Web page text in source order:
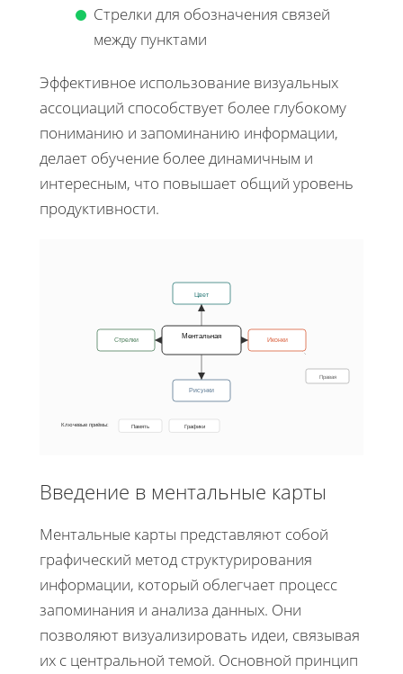
Стрелки для обозначения связей
между пунктами
Эффективное использование визуальных
ассоциаций способствует более глубокому
пониманию и запоминанию информации,
делает обучение более динамичным и
интересным, что повышает общий уровень
продуктивности.
Цвет
Иконки
Рисунки
Стрелки Ментальная
Правая
Ключевые приёмы: Память Графики
Введение в ментальные карты
Ментальные карты представляют собой
графический метод структурирования
информации, который облегчает процесс
запоминания и анализа данных. Они
позволяют визуализировать идеи, связывая
их с центральной темой. Основной принцип